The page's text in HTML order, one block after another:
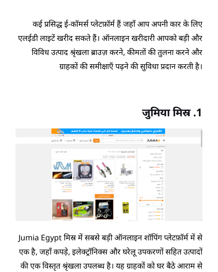
कई प्रसिद्ध ई-कॉमर्स प्लेटफ़ॉर्म हैं जहाँ आप अपनी कार के लिए
एलईडी लाइटें खरीद सकते हैं। ऑनलाइन खरीदारी आपको बड़ी और
विविध उत्पाद श्रृंखला ब्राउज़ करने, कीमतों की तुलना करने और
ग्राहकों की समीक्षाएँ पढ़ने की सुविधा प्रदान करती है।
जुमिया मिस्र.1
Jumia Egypt मिस्र में सबसे बड़ी ऑनलाइन शॉपिंग प्लेटफ़ॉर्म में से
एक है, जहाँ कपड़े, इलेक्ट्रॉनिक्स और घरेलू उपकरणों सहित उत्पादों
की एक विस्तृत श्रृंखला उपलब्ध है। यह ग्राहकों को घर बैठे आराम से